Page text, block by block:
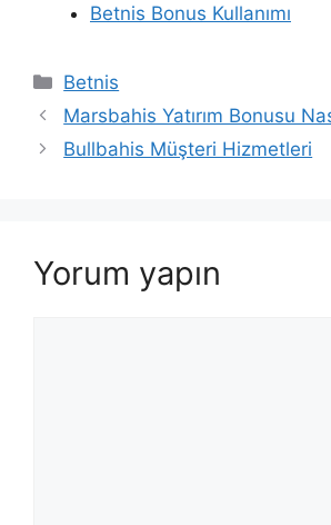
Betnis Bonus Kullanımı
Kategoriler
Betnis
Marsbahis Yatırım Bonusu
Bullbahis Müşteri Hizmetleri
Yorum yapın